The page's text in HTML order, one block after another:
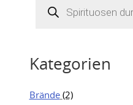
search
Kategorien
Brände (2)